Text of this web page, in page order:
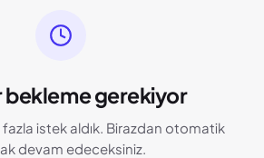
bekleme gerekiyor
fazla istek aldık. Birazdan otomatik
devam edeceksiniz.